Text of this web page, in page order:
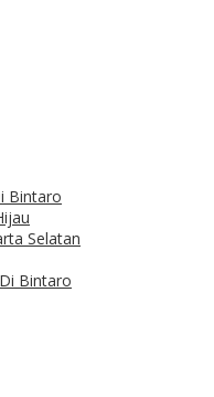
Bintaro
Selatan
Bintaro